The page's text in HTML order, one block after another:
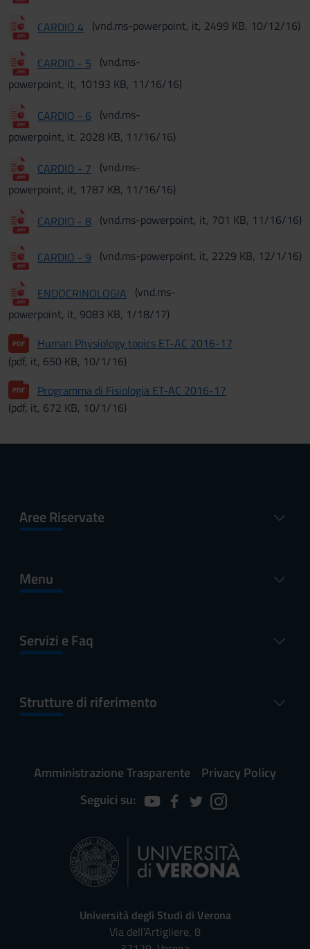
CARDIO 4 (vnd.ms-powerpoint, it, 2499 KB, 10/12/16)
CARDIO - 5 (vnd.ms-
powerpoint, it, 10193 KB, 11/16/16)
CARDIO - 6 (vnd.ms-
powerpoint, it, 2028 KB, 11/16/16)
CARDIO - 7 (vnd.ms-
powerpoint, it, 1787 KB, 11/16/16)
CARDIO - 8 (vnd.ms-powerpoint, it, 701 KB, 11/16/16)
CARDIO - 9 (vnd.ms-powerpoint, it, 2229 KB, 12/1/16)
ENDOCRINOLOGIA (vnd.ms-
powerpoint, it, 9083 KB, 1/18/17)
Human Physiology topics ET-AC 2016-17
(pdf, it, 650 KB, 10/1/16)
Programma di Fisiologia ET-AC 2016-17
(pdf, it, 672 KB, 10/1/16)
Aree Riservate
Menu
Servizi e Faq
Strutture di riferimento
Amministrazione Trasparente
Privacy Policy
Seguici su:
Università degli Studi di Verona
Via dell'Artigliere, 8